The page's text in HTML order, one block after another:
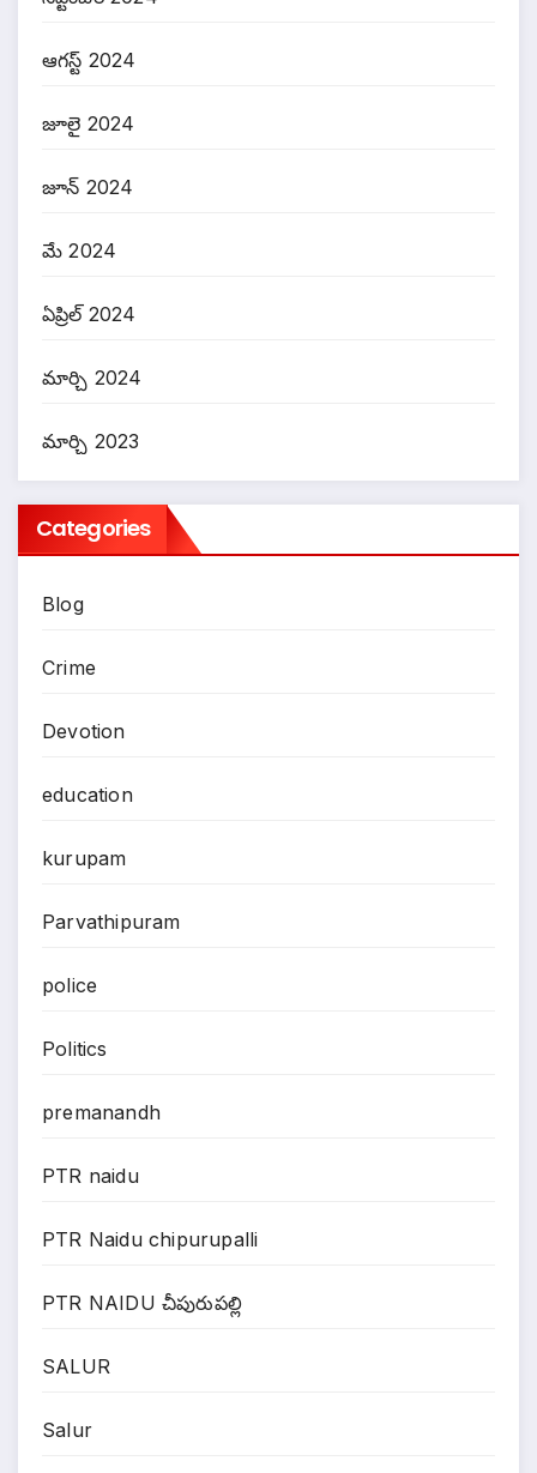
ఆగస్ట్ 2024
జూలై 2024
జూన్ 2024
మే 2024
ఏప్రిల్ 2024
మార్చి 2024
మార్చి 2023
Categories
Blog
Crime
Devotion
education
kurupam
Parvathipuram
police
Politics
premanandh
PTR naidu
PTR Naidu chipurupalli
PTR NAIDU చీపురుపల్లి
SALUR
Salur